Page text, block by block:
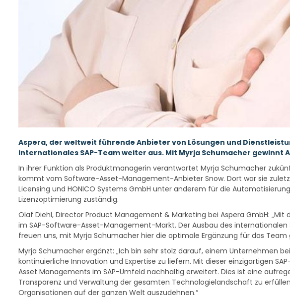
Aspera, der weltweit führende Anbieter von Lösungen und
internationales SAP-Team weiter aus. Mit Myrja Schumacher
In ihrer Funktion als Produktmanagerin verantwortet Myrja Schumacher
kommt vom Software-Asset-Management-Anbieter Snow. Dort war sie
Licensing und HONICO Systems GmbH unter anderem für die
Lizenzoptimierung zuständig.
Olaf Diehl, Director Product Management & Marketing bei Aspera GmbH:
im SAP-Software-Asset-Management-Markt. Der Ausbau des
freuen uns, mit Myrja Schumacher hier die optimale Ergänzung für das Team
Myrja Schumacher ergänzt: „Ich bin sehr stolz darauf, einem Unternehmen
kontinuierliche Innovation und Expertise zu liefern. Mit dieser einzigartigen
Asset Managements im SAP-Umfeld nachhaltig erweitert. Dies ist eine
Transparenz und Verwaltung der gesamten Technologielandschaft zu
Organisationen auf der ganzen Welt auszudehnen.“